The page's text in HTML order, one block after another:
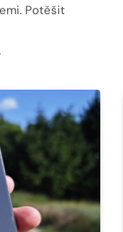
Potěšit